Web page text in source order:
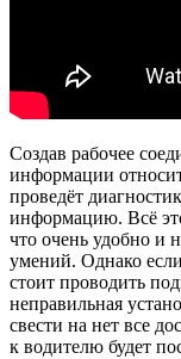
Создав рабочее
информации
проведёт
информацию. Всё
что очень удобно и
умений. Однако
стоит проводить
неправильная
свести на нет все
к водителю будет